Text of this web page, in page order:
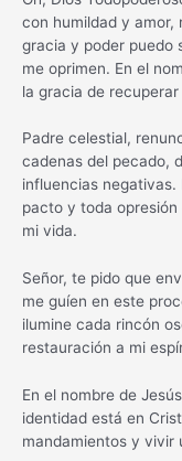
con humildad y amor,
gracia y poder puedo
me oprimen. En el
la gracia de
Padre celestial,
cadenas del pecado,
influencias negativas.
pacto y toda
mi vida.
Señor, te pido que
me guíen en este
ilumine cada rincón
restauración a mi
En el nombre de
identidad está en
mandamientos y vivir